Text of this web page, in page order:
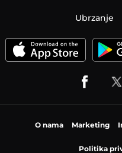
Ubrzanje
O nama Marketing
Politika